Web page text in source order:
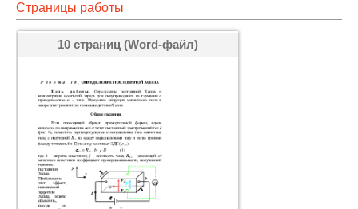
Страницы работы
10 страниц (Word-файл)